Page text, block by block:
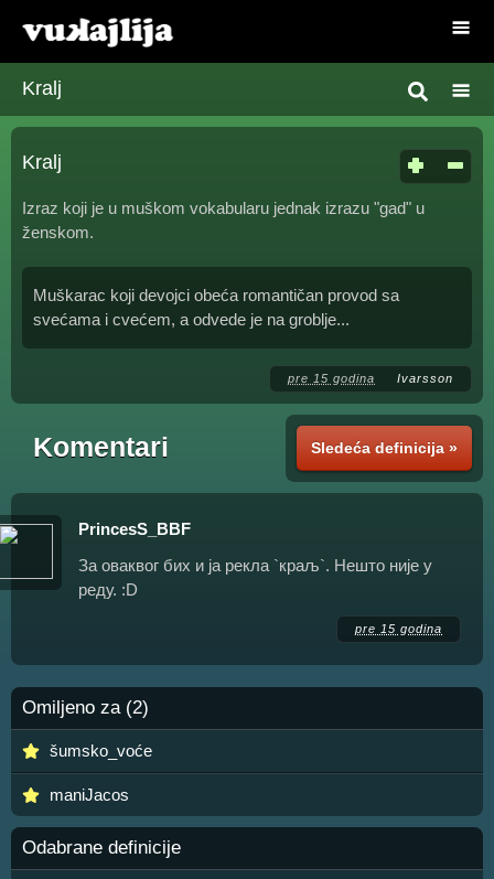
Kralj
Kralj
Izraz koji je u muškom vokabularu jednak izrazu "gad" u
ženskom.
Muškarac koji devojci obeća romantičan provod sa
svećama i cvećem, a odvede je na groblje...
pre 15 godina Ivarsson
Sledeća definicija »
Komentari
PrincesS_BBF
За oваквoг бих и ја рекла `краљ`. Нештo није у
реду. :D
pre 15 godina
Omiljeno za (2)
šumsko_voće
maniJacos
Odabrane definicije